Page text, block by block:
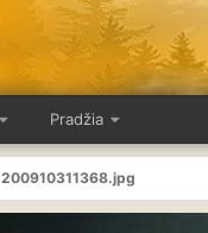
Pradžia
200910311368.jpg